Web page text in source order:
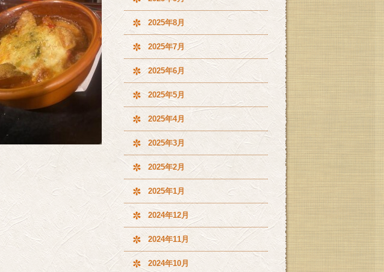
2025年8月
2025年7月
2025年6月
2025年5月
2025年4月
2025年3月
2025年2月
2025年1月
2024年12月
2024年11月
2024年10月